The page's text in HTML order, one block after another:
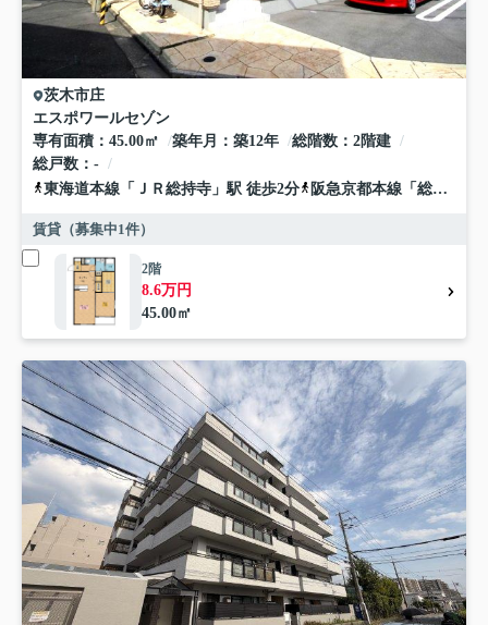
茨木市庄
エスポワールセゾン
専有面積
45.00㎡ 築年月 築12年 総階数
2階建
総戸数
-
東海道本線 「 ＪＲ総持寺 」駅 徒歩2分 阪急京都本線 「 総持寺
賃貸（募集中1件）
2階
8.6万円
45.00㎡